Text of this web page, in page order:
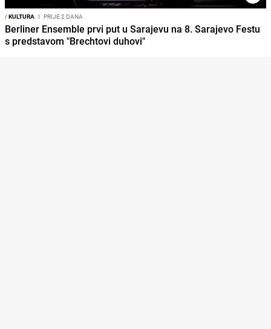
/KULTURA I PRIJE 2 DANA
Berliner Ensemble prvi put u Sarajevu na 8. Sarajevo Festu
s predstavom "Brechtovi duhovi"